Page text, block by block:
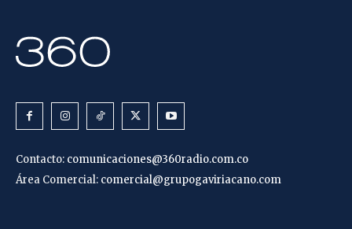
Contacto: comunicaciones@360radio.com.co
Área Comercial: comercial@grupogaviriacano.com